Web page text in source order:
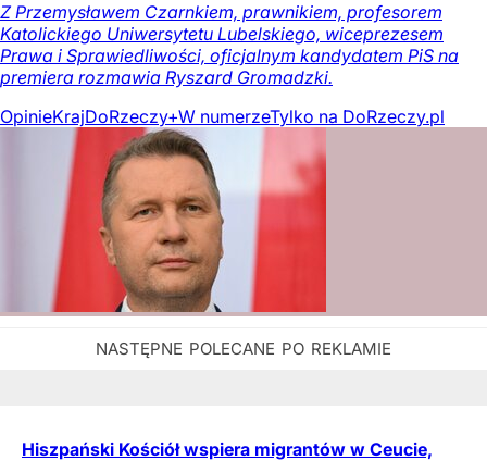
Z Przemysławem Czarnkiem, prawnikiem, profesorem
Katolickiego Uniwersytetu Lubelskiego, wiceprezesem
Prawa i Sprawiedliwości, oficjalnym kandydatem PiS na
premiera rozmawia Ryszard Gromadzki.
OpinieKrajDoRzeczy+W numerzeTylko na DoRzeczy.pl
Hiszpański Kościół wspiera migrantów w Ceucie,